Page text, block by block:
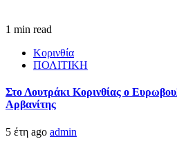
1 min read
Κορινθία
ΠΟΛΙΤΙΚΗ
Στο Λουτράκι Κορινθίας ο
Αρβανίτης
5 έτη ago admin